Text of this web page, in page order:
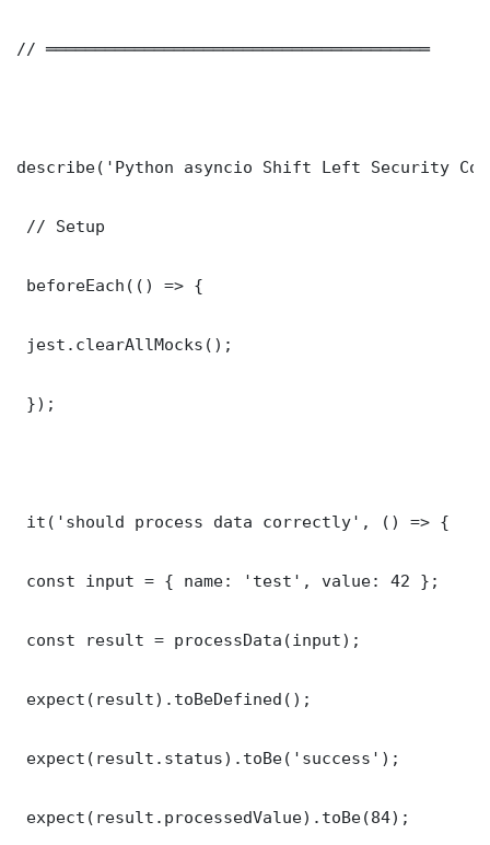
// ═══════════════════════════════════════
describe('Python asyncio Shift Left Security
// Setup
beforeEach(() => {
jest.clearAllMocks();
});
it('should process data correctly', () => {
const input = { name: 'test', value: 42 };
const result = processData(input);
expect(result).toBeDefined();
expect(result.status).toBe('success');
expect(result.processedValue).toBe(84);